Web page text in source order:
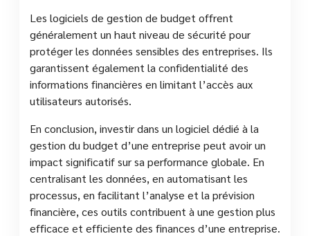
Les logiciels de gestion de budget offrent
généralement un haut niveau de sécurité pour
protéger les données sensibles des entreprises. Ils
garantissent également la confidentialité des
informations financières en limitant l’accès aux
utilisateurs autorisés.
En conclusion, investir dans un logiciel dédié à la
gestion du budget d’une entreprise peut avoir un
impact significatif sur sa performance globale. En
centralisant les données, en automatisant les
processus, en facilitant l’analyse et la prévision
financière, ces outils contribuent à une gestion plus
efficace et efficiente des finances d’une entreprise.